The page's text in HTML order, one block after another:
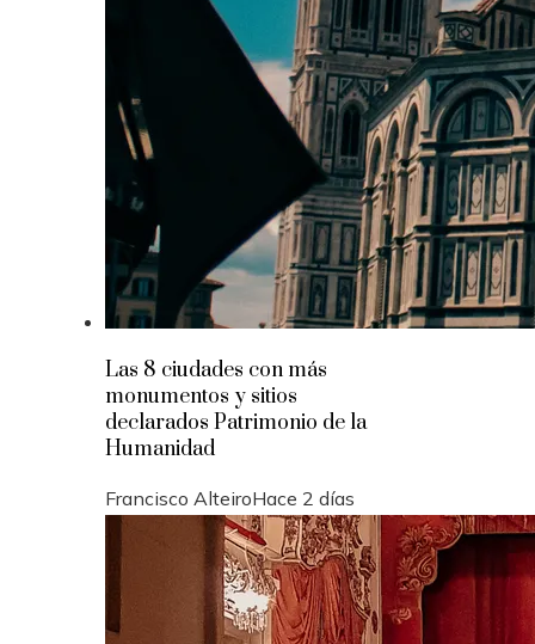
Las 8 ciudades con más
monumentos y sitios
declarados Patrimonio de la
Humanidad
Francisco AlteiroHace 2 días